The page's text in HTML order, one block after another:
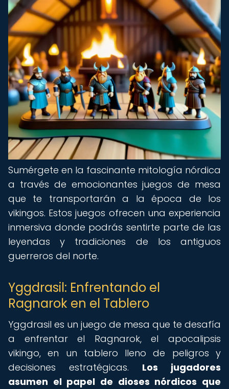
Sumérgete en la fascinante mitología nórdica
a través de emocionantes juegos de mesa
que te transportarán a la época de los
vikingos. Estos juegos ofrecen una experiencia
inmersiva donde podrás sentirte parte de las
leyendas y tradiciones de los antiguos
guerreros del norte.
Yggdrasil: Enfrentando el
Ragnarok en el Tablero
Yggdrasil es un juego de mesa que te desafía
a enfrentar el Ragnarok, el apocalipsis
vikingo, en un tablero lleno de peligros y
decisiones estratégicas. Los jugadores
asumen el papel de dioses nórdicos que